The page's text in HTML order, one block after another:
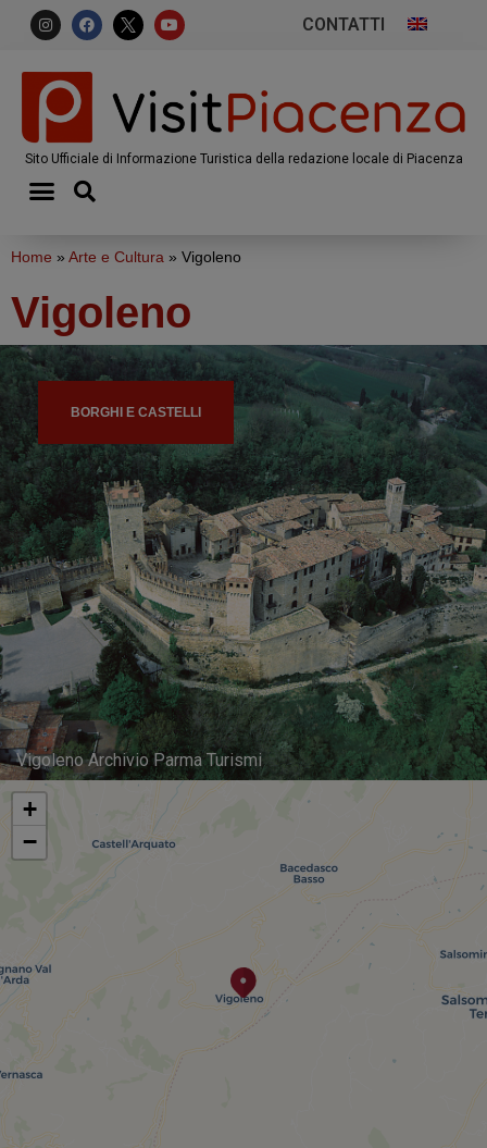
CONTATTI
Sito Ufficiale di Informazione Turistica della redazione locale di Piacenza
Home » Arte e Cultura » Vigoleno
Vigoleno
BORGHI E CASTELLI
Vigoleno Archivio Parma Turismi
+
−